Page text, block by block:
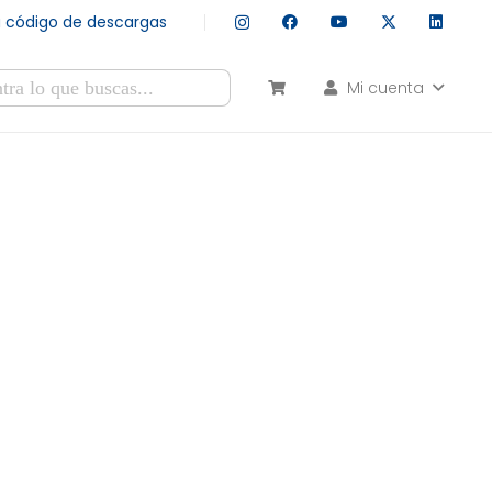
código de descargas
Mi cuenta